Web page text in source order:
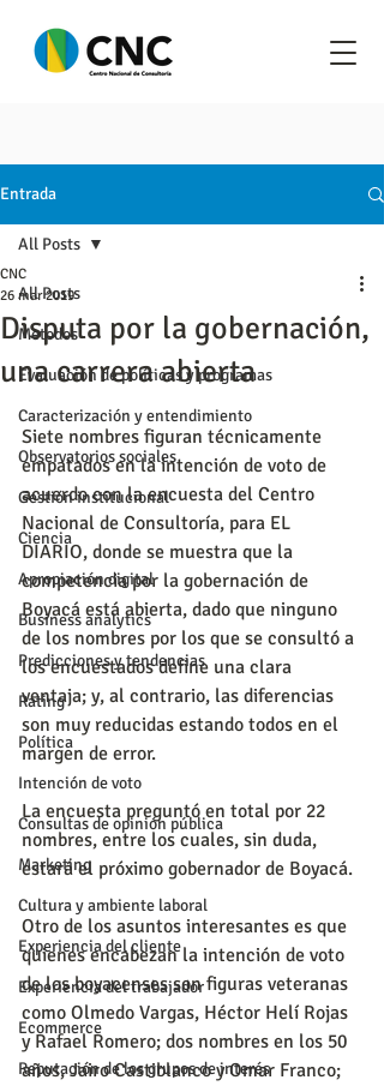
Entrada
All Posts
Metodos
Evaluación de políticas y programas
Caracterización y entendimiento
Observatorios sociales
Gestión institucional
Ciencia
Apropiación digital
Business analytics
Predicciones y tendencias
Rating
Política
Intención de voto
Consultas de opinión pública
Marketing
Cultura y ambiente laboral
Experiencia del cliente
Experiencia del trabajador
Ecommerce
Reputación de los grupos de interés
All Posts
Disputa por la gobernación,
una carrera abierta
CNC
26 mar 2019
Siete nombres figuran técnicamente
empatados en la intención de voto de
acuerdo con la encuesta del Centro
Nacional de Consultoría, para EL
DIARIO, donde se muestra que la
competencia por la gobernación de
Boyacá está abierta, dado que ninguno
de los nombres por los que se consultó a
los encuestados define una clara
ventaja; y, al contrario, las diferencias
son muy reducidas estando todos en el
margen de error.
La encuesta preguntó en total por 22
nombres, entre los cuales, sin duda,
estará el próximo gobernador de Boyacá.
Otro de los asuntos interesantes es que
quienes encabezan la intención de voto
de los boyacenses son figuras veteranas
como Olmedo Vargas, Héctor Helí Rojas
y Rafael Romero; dos nombres en los 50
años, Jairo Castiblanco y Omar Franco;